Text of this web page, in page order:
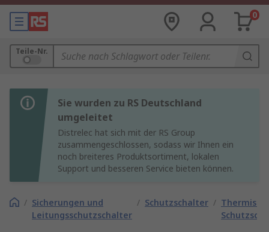
0
Teile-Nr.
Sie wurden zu RS Deutschland
umgeleitet
Distrelec hat sich mit der RS Group
zusammengeschlossen, sodass wir Ihnen ein
noch breiteres Produktsortiment, lokalen
Support und besseren Service bieten können.
/ Sicherungen und
Leitungsschutzschalter
/ Schutzschalter /